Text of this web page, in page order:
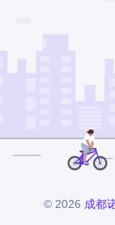
© 2026 成都